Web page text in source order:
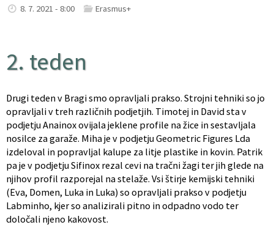
8. 7. 2021 - 8:00 Erasmus+
2. teden
Drugi teden v Bragi smo opravljali prakso. Strojni tehniki so jo
opravljali v treh različnih podjetjih. Timotej in David sta v
podjetju Anainox ovijala jeklene profile na žice in sestavljala
nosilce za garaže. Miha je v podjetju Geometric Figures Lda
izdeloval in popravljal kalupe za litje plastike in kovin. Patrik
pa je v podjetju Sifinox rezal cevi na tračni žagi ter jih glede na
njihov profil razporejal na stelaže. Vsi štirje kemijski tehniki
(Eva, Domen, Luka in Luka) so opravljali prakso v podjetju
Labminho, kjer so analizirali pitno in odpadno vodo ter
določali njeno kakovost.